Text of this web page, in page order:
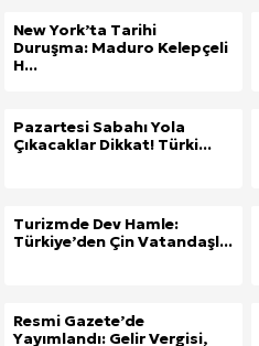
New York’ta Tarihi
Duruşma: Maduro Kelepçeli
H...
Pazartesi Sabahı Yola
Çıkacaklar Dikkat! Türki...
Turizmde Dev Hamle:
Türkiye’den Çin Vatandaşl...
Resmi Gazete’de
Yayımlandı: Gelir Vergisi,